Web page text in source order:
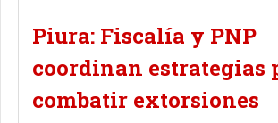
Piura: Fiscalía y PNP
coordinan estrategias
combatir extorsiones